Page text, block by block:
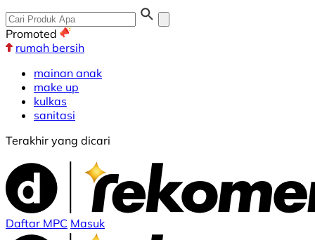
Promoted
rumah bersih
mainan anak
make up
kulkas
sanitasi
Terakhir yang dicari
Daftar MPC Masuk